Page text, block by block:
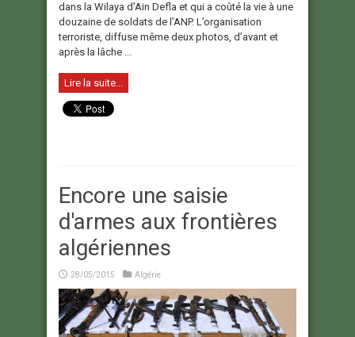
dans la Wilaya d’Ain Defla et qui a coûté la vie à une
douzaine de soldats de l’ANP. L’organisation
terroriste, diffuse même deux photos, d’avant et
après la lâche ...
Lire la suite...
Encore une saisie
d'armes aux frontières
algériennes
28/05/2015 Algérie